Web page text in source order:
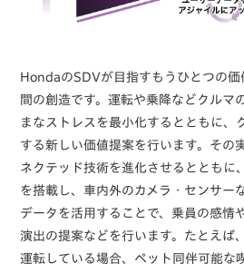
HondaのSDVが目指すもうひとつの価
間の創造です。運転や乗降などクルマ
まなストレスを最小化するとともに、
する新しい価値提案を行います。その
ネクテッド技術を進化させるとともに
を搭載し、車内外のカメラ・センサー
データを活用することで、乗員の感情
演出の提案などを行います。たとえば
運転している場合、ペット同伴可能な